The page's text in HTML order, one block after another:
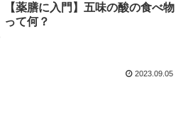
【薬膳に入門】五味の酸の食べ物
って何？
2023.09.05